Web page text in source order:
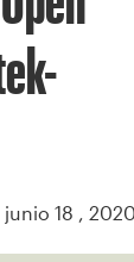
| junio 18 , 2020